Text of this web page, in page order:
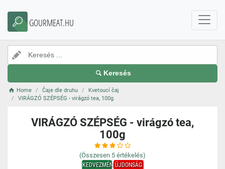
GOURMEAT.HU
Keresés
Home Čaje dle druhu
Kvetoucí čaj
VIRÁGZÓ SZÉPSÉG - virágzó tea, 100g
VIRÁGZÓ SZÉPSÉG - virágzó tea,
100g
(Összesen 5 értékelés)
KEDVEZMÉNYÚJDONSÁG